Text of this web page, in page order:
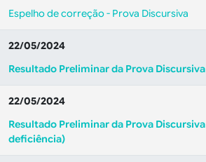
Espelho de correção - Prova Discursiva
22/05/2024
Resultado Preliminar da Prova Discursiva
22/05/2024
Resultado Preliminar da Prova Discursiva
deficiência)